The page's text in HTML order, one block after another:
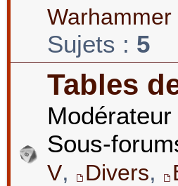
Warhammer
Sujets : 5
Tables
Modérateur
Sous-
V, Divers,